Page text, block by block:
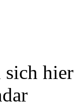
sich hier